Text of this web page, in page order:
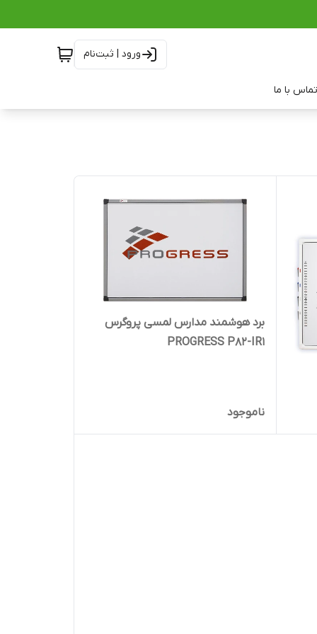
ورود | ثبت‌نام
تماس با ما
برد هوشمند مدارس لمسی پروگرس
PROGRESS P82-IR1
ناموجود